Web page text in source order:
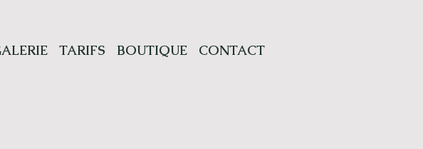
TARIFS BOUTIQUE CONTACT